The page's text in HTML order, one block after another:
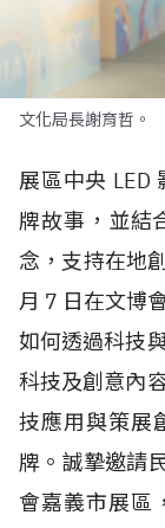
文化局長謝育哲。
展區中央 LED
牌故事，並結
念，支持在地
月 7 日在文博
如何透過科技
科技及創意內
技應用與策展
牌。誠摯邀請
會嘉義市展區